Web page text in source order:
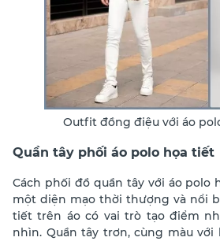
Outfit đồng điệu với áo
Quần tây phối áo polo họa tiết
Cách phối đồ quần tây với áo polo
một diện mạo thời thượng và nổi
tiết trên áo có vai trò tạo điểm
nhìn. Quần tây trơn, cùng màu